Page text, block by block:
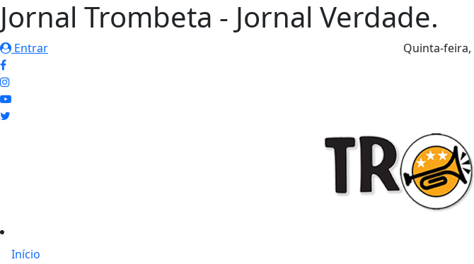
Jornal Trombeta - Jornal Verdade.
Entrar Quinta-feira,
Início